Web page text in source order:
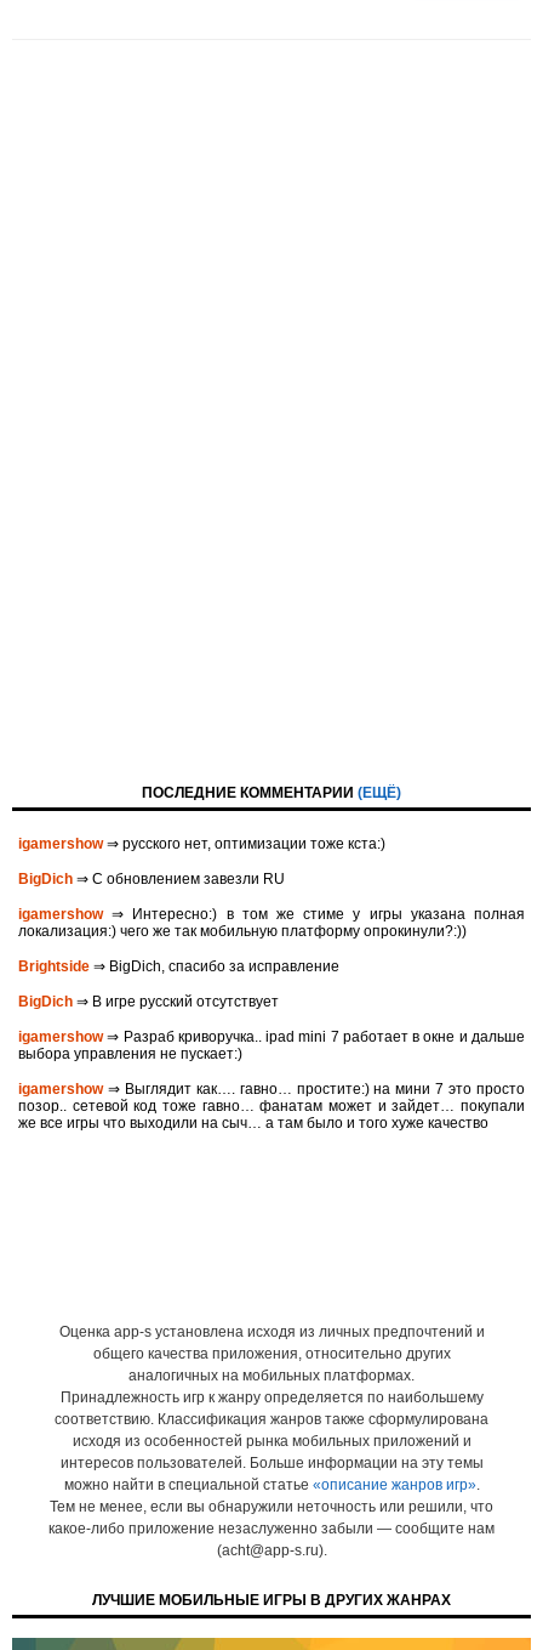
ПОСЛЕДНИЕ КОММЕНТАРИИ (ЕЩЁ)
igamershow⇒ русского нет, оптимизации тоже кста:)
BigDich ⇒ С обновлением завезли RU
igamershow⇒ Интересно:) в том же стиме у игры указана полная
локализация:) чего же так мобильную платформу опрокинули?:))
Brightside ⇒ BigDich, спасибо за исправление
BigDich ⇒ В игре русский отсутствует
igamershow⇒ Разраб криворучка.. ipad mini 7 работает в окне и дальше
выбора управления не пускает:)
igamershow⇒ Выглядит как…. гавно… простите:) на мини 7 это просто
позор.. сетевой код тоже гавно… фанатам может и зайдет… покупали
же все игры что выходили на сыч… а там было и того хуже качество
Оценка app-s установлена исходя из личных предпочтений и
общего качества приложения, относительно других
аналогичных на мобильных платформах.
Принадлежность игр к жанру определяется по наибольшему
соответствию. Классификация жанров также сформулирована
исходя из особенностей рынка мобильных приложений и
интересов пользователей. Больше информации на эту темы
можно найти в специальной статье «описание жанров игр».
Тем не менее, если вы обнаружили неточность или решили, что
какое-либо приложение незаслуженно забыли — сообщите нам
(acht@app-s.ru).
ЛУЧШИЕ МОБИЛЬНЫЕ ИГРЫ В ДРУГИХ ЖАНРАХ